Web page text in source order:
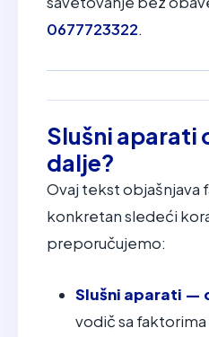
0677723322.
Slušni aparati
dalje?
Ovaj tekst objašnjava
konkretan sledeći
preporučujemo:
Slušni aparati —
vodič sa